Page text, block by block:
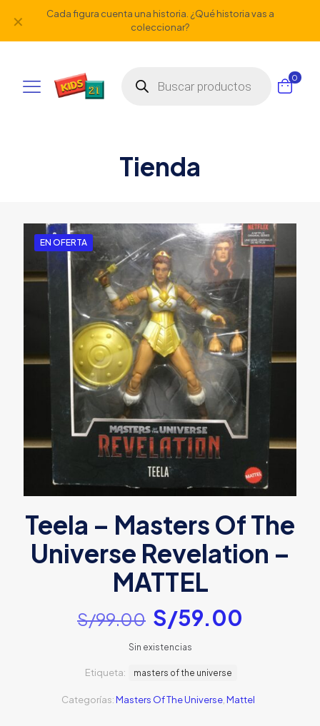
Cada figura cuenta una historia. ¿Qué historia vas a
coleccionar?
✕
productos
0
Tienda
EN OFERTA
Teela – Masters Of The
Universe Revelation –
MATTEL
S/99.00 El
precio
original
era:
S/99.00.
S/59.00
S/
Sin existencias
Categorías:Masters Of The Universe Mattel
Etiqueta: masters of the universe